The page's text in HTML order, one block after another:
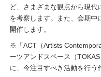
ど、さまざまな観点から現
を考察します。また、会期中
開催します。
※「ACT（Artists
ーツアンドスペース（
に、今注目すべき活動を行う